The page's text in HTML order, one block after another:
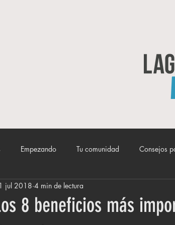
Empezando Tu comunidad Consejos
8 beneficios más
jul 2018 4 min de lectura